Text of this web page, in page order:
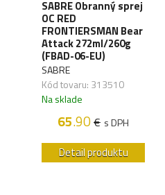
SABRE Obranný sprej
OC RED
FRONTIERSMAN Bear
Attack 272ml/260g
(FBAD-06-EU)
SABRE
Kód tovaru: 313510
Na sklade
65.90€ s DPH
Detail produktu